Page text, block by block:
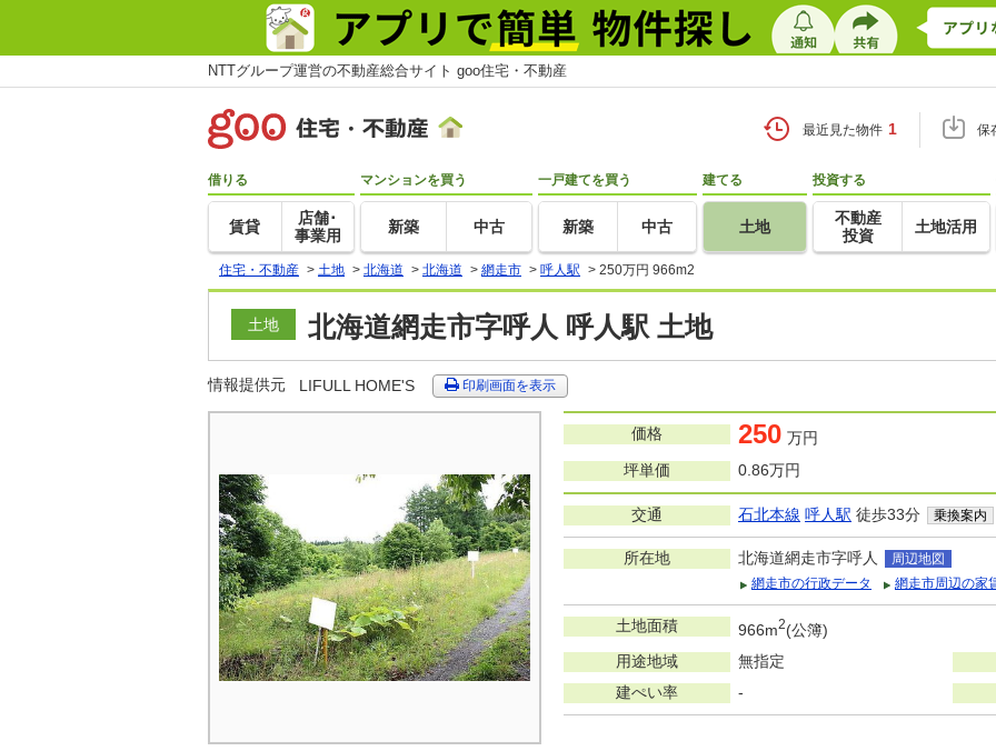
NTTグループ運営の不動産総合サイト goo住宅・不動産
最近見た物件 1 保
借りる
賃貸
店舗･
事業用
マンションを買う
新築 中古
一戸建てを買う
新築 中古
建てる
土地
投資する
不動産
投資
土地活用
住宅・不動産 > 土地 > 北海道 > 北海道 > 網走市 > 呼人駅 > 250万円 966m2
土地 北海道網走市字呼人 呼人駅 土地
情報提供元 LIFULL HOME'S 印刷画面を表示
価格 250 万円
坪単価
0.86万円
交通 石北本線 呼人駅 徒歩33分 乗換案内
所在地 北海道網走市字呼人
周辺地図
網走市の行政データ
網走市周辺の家
土地面積 966m2(公簿)
用途地域
無指定
建ぺい率
-